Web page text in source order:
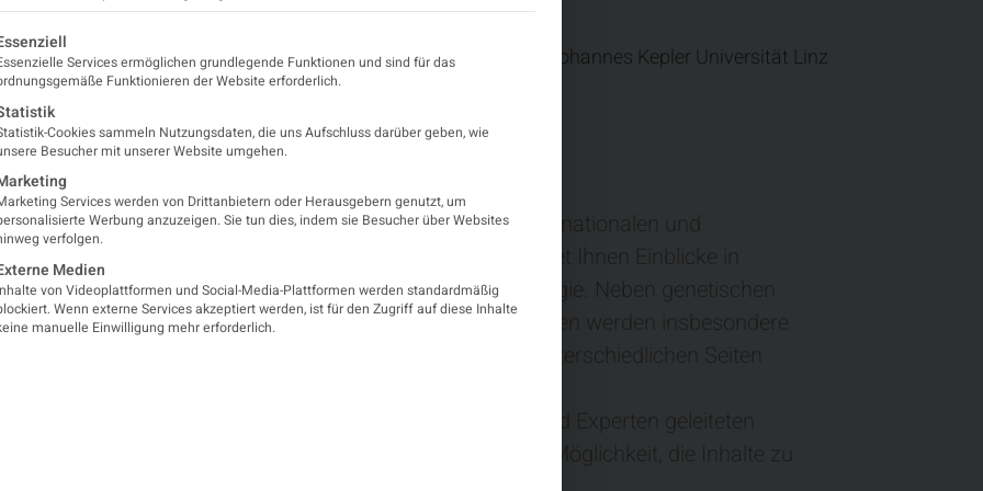
gerade
einen
auf den
Inhalt
Sie auf
Bitte
Sie,
Inhalt
entsperren
Erforderlichen
Service
akzeptieren
Informationen
Universitätsklinik für Neurologie, Johannes Kepler Universität Linz
Neuromed Campus
Was Sie erwartet
Das Programm mit Vorträgen von nationalen und
internationalen Referent:innen bietet Ihnen Einblicke in
spannende Bereiche der Epileptologie. Neben genetischen
Grundlagen und Epilepsiesyndromen werden insbesondere
Möglichkeiten der Therapie von unterschiedlichen Seiten
In fallbasierten von Expertinnen und Experten geleiteten
Tutorien haben Sie außerdem die Möglichkeit, die Inhalte zu
eine Liste der Service-Gruppen, für die eine Einwilligung erteilt werden kann. Die erste Service-Gruppe ist essenziell und
Services ermöglichen grundlegende Funktionen und sind für das
Funktionieren der Website erforderlich.
Cookies sammeln Nutzungsdaten, die uns Aufschluss darüber geben, wie
Besucher mit unserer Website umgehen.
Services werden von Drittanbietern oder Herausgebern genutzt, um
Werbung anzuzeigen. Sie tun dies, indem sie Besucher über Websites
verfolgen.
Medien
von Videoplattformen und Social-Media-Plattformen werden standardmäßig
Wenn externe Services akzeptiert werden, ist für den Zugriff auf diese Inhalte
manuelle Einwilligung mehr erforderlich.